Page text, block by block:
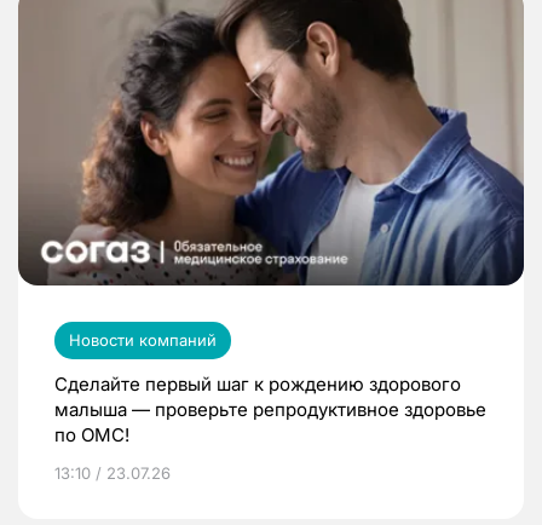
Новости компаний
Сделайте первый шаг к рождению здорового
малыша — проверьте репродуктивное здоровье
по ОМС!
13:10 / 23.07.26